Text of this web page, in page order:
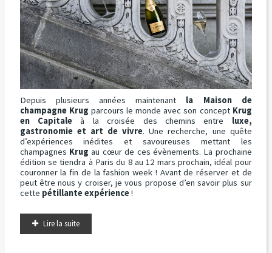
Depuis plusieurs années maintenant la Maison de
champagne Krug parcours le monde avec son concept Krug
en Capitaleà la croisée des chemins entre luxe,
gastronomie et art de vivre. Une recherche, une quête
d’expériences inédites et savoureuses mettant les
champagnes Krug au cœur de ces évènements. La prochaine
édition se tiendra à Paris du 8 au 12 mars prochain, idéal pour
couronner la fin de la fashion week ! Avant de réserver et de
peut être nous y croiser, je vous propose d’en savoir plus sur
cette pétillante expérience!
Lire la suite